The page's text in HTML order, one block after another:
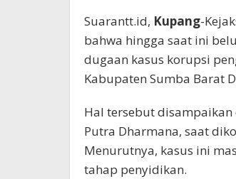
Suarantt.id, Kupang-
bahwa hingga saat ini
dugaan kasus korupsi
Kabupaten Sumba Barat
Hal tersebut disampaikan
Putra Dharmana, saat
Menurutnya, kasus ini
tahap penyidikan.